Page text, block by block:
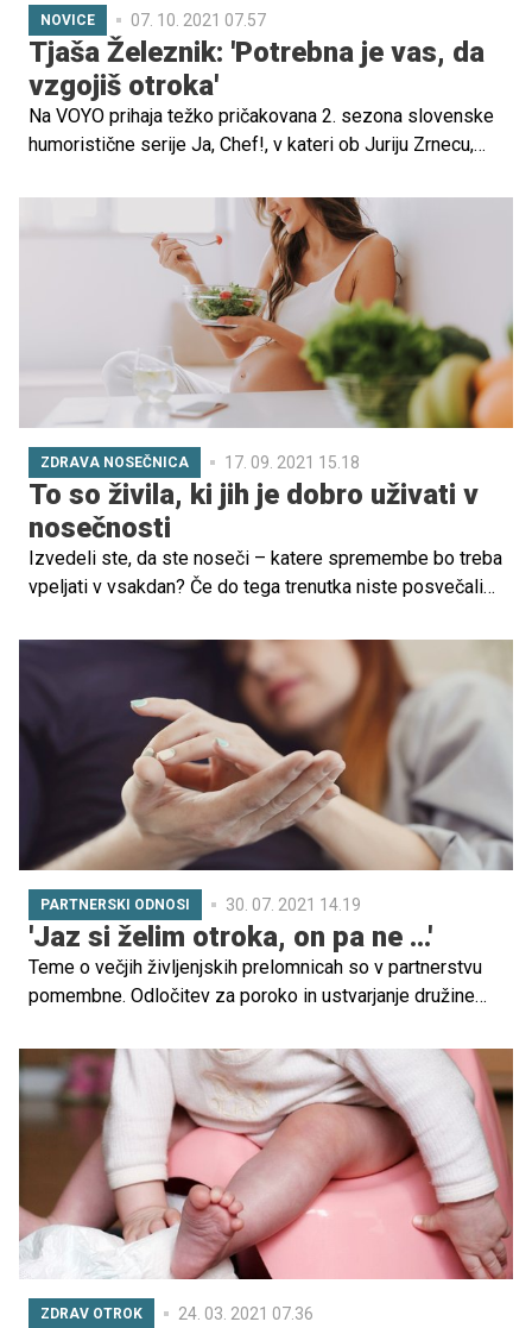
NOVICE 07. 10. 2021 07.57
Tjaša Železnik: 'Potrebna je vas, da
vzgojiš otroka'
Na VOYO prihaja težko pričakovana 2. sezona slovenske
humoristične serije Ja, Chef!, v kateri ob Juriju Zrnecu,
Tjaša Železnik. Prav simpatična igralka bo omenjenim kot
glavna kuharica konkurenčne restavracije najbolj hodila v
zelje, mi pa smo Tjašo obiskali kar na snemanju serije in
z njo poklepetali o omenjeni vlogi, pa tudi o njeni
najpomembnejši življenjski vlogi – materinski.
ZDRAVA NOSEČNICA 17. 09. 2021 15.18
To so živila, ki jih je dobro uživati v
nosečnosti
Izvedeli ste, da ste noseči – katere spremembe bo treba
vpeljati v vsakdan? Če do tega trenutka niste posvečali
čas, da začnete upoštevati zdrave smernice prehrane.
Katera živila so priporočljiva za to obdobje? Preverite v
spodnjih vrsticah.
PARTNERSKI ODNOSI 30. 07. 2021 14.19
'Jaz si želim otroka, on pa ne ...'
Teme o večjih življenjskih prelomnicah so v partnerstvu
pomembne. Odločitev za poroko in ustvarjanje družine
pogovor in strinjanje obeh. A če se pri odločitvi za
zakonsko življenje kompromisi še nekako sklepajo, je
tema o naraščaju veliko težja. Včasih jo spremljajo
konflikti, nestrinjanje in neskončna vprašanja: "Kdaj boš
pripravljen/a na otroka?"
ZDRAV OTROK 24. 03. 2021 07.36